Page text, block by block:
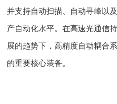
并支持自动扫描、自动寻峰以
产自动化水平。在高速光通信
展的趋势下，高精度自动耦合
的重要核心装备。